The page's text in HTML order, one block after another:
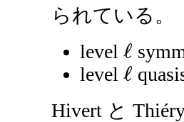
られている。
level ℓ
level ℓ
Hivert と